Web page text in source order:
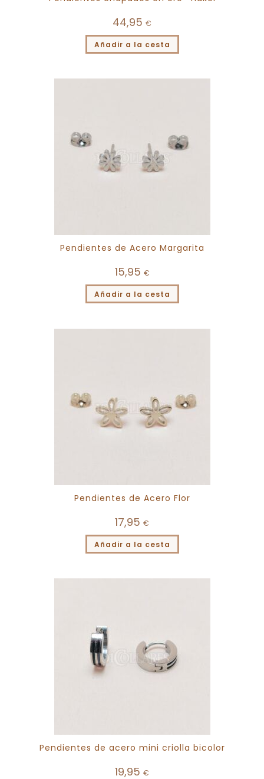
44,95 €
Añadir a la cesta
Pendientes de Acero Margarita
15,95 €
Añadir a la cesta
Pendientes de Acero Flor
17,95 €
Añadir a la cesta
Pendientes de acero mini criolla bicolor
19,95 €